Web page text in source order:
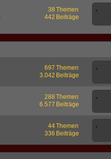
Themen
38
Beiträge
442
Themen
697
Beiträge
3.042
Themen
288
Beiträge
6.577
Themen
44
Beiträge
336